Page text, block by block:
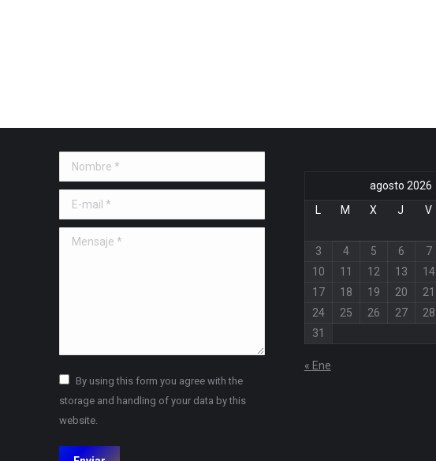
Nombre *
E-mail *
Mensaje *
By using this form you agree with the
storage and handling of your data by this
website.
agosto 2026
L
M X J V
3
4 5 6 7
10
11 12 13 14
17
18 19 20 21
24
25 26 27 28
31
« Ene